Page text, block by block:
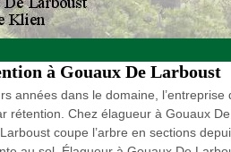
à Gouaux De Larboust
années dans le domaine,
rétention. Chez élagueur à Gouaux
coupe l’arbre en sections